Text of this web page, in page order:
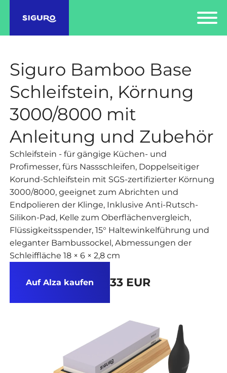
Siguro Bamboo Base
Schleifstein, Körnung
3000/8000 mit
Anleitung und Zubehör
Schleifstein - für gängige Küchen- und
Profimesser, fürs Nassschleifen, Doppelseitiger
Korund-Schleifstein mit SGS-zertifizierter Körnung
3000/8000, geeignet zum Abrichten und
Endpolieren der Klinge, Inklusive Anti-Rutsch-
Silikon-Pad, Kelle zum Oberflächenvergleich,
Flüssigkeitsspender, 15° Haltewinkelführung und
eleganter Bambussockel, Abmessungen der
Schleiffläche 18 × 6 × 2,8 cm
Auf Alza kaufen 33 EUR